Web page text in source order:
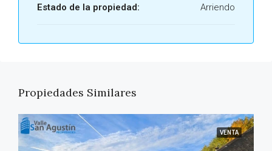
Estado de la propiedad: Arriendo
Propiedades Similares
VENTA